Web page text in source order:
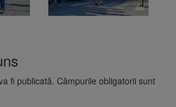
fi publicată. Câmpurile obligatorii sunt